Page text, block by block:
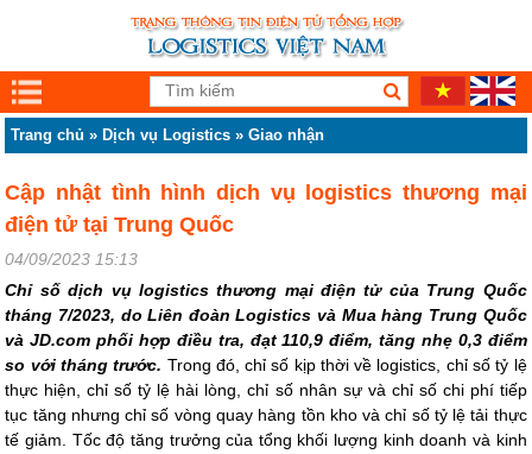
Trang chủ » Dịch vụ Logistics »Giao nhận
Cập nhật tình hình dịch vụ logistics thương mại
điện tử tại Trung Quốc
04/09/2023 15:13
Chỉ số dịch vụ logistics thương mại điện tử của Trung Quốc
tháng 7/2023, do Liên đoàn Logistics và Mua hàng Trung Quốc
và JD.com phối hợp điều tra, đạt 110,9 điểm, tăng nhẹ 0,3 điểm
so với tháng trước. Trong đó, chỉ số kịp thời về logistics, chỉ số tỷ lệ
thực hiện, chỉ số tỷ lệ hài lòng, chỉ số nhân sự và chỉ số chi phí tiếp
tục tăng nhưng chỉ số vòng quay hàng tồn kho và chỉ số tỷ lệ tải thực
tế giảm. Tốc độ tăng trưởng của tổng khối lượng kinh doanh và kinh